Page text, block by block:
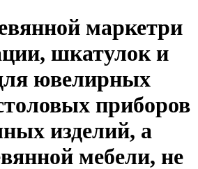
маркетри
шкатулок и
ювелирных
приборов
изделий, а
мебели, не